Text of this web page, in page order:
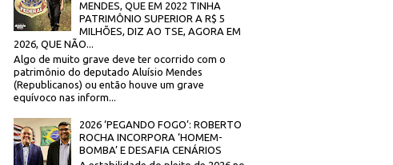
MENDES, QUE EM 2022 TINHA
PATRIMÔNIO SUPERIOR A R$ 5
MILHÕES, DIZ AO TSE, AGORA EM
2026, QUE NÃO...
Algo de muito grave deve ter ocorrido com o
patrimônio do deputado Aluísio Mendes
(Republicanos) ou então houve um grave
equívoco nas inform...
2026 ‘PEGANDO FOGO’: ROBERTO
ROCHA INCORPORA ‘HOMEM-
BOMBA’ E DESAFIA CENÁRIOS